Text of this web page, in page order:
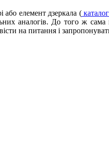
або елемент дзеркала (
аналогів. До того ж
на питання і